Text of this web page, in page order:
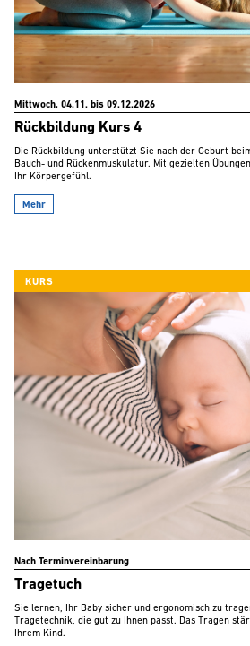
Mittwoch, 04.11. bis 09.12.2026
Rückbildung Kurs 4
Die Rückbildung unterstützt Sie nach der Geburt
Bauch- und Rückenmuskulatur. Mit gezielten
Ihr Körpergefühl.
Mehr
KURS
Nach Terminvereinbarung
Tragetuch
Sie lernen, Ihr Baby sicher und ergonomisch zu
Tragetechnik, die gut zu Ihnen passt. Das Tragen
Ihrem Kind.